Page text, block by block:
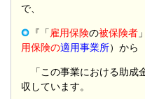
で、
『「 雇用保険の被保険者
用保険の適用事業所）から
「この事業における助成
収しています。